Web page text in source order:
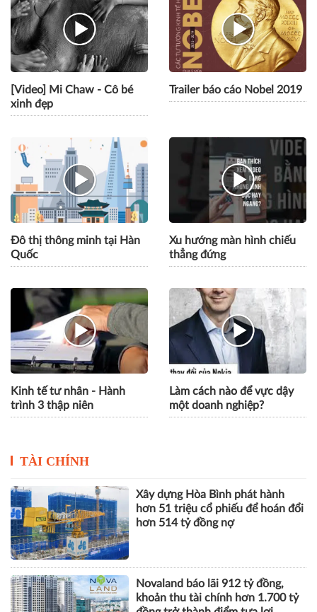
Dữ liệu và công nghệ trong
tương lai của bán lẻ
Báo cáo đặc biệt "Bài học
từ cú ngã của kỳ lân"
[Video] Mi Chaw - Cô bé
xinh đẹp
Trailer báo cáo Nobel 2019
Đô thị thông minh tại Hàn
Quốc
Xu hướng màn hình chiếu
thẳng đứng
Kinh tế tư nhân - Hành
trình 3 thập niên
Làm cách nào để vực dậy
một doanh nghiệp?
TÀI CHÍNH
Xây dựng Hòa Bình phát hành
hơn 51 triệu cổ phiếu để hoán đổi